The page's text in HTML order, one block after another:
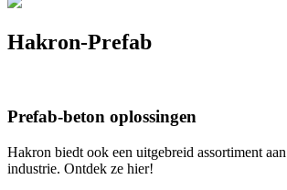
Hakron-Prefab
Prefab-beton oplossingen
Hakron biedt ook een uitgebreid assortiment
industrie. Ontdek ze hier!